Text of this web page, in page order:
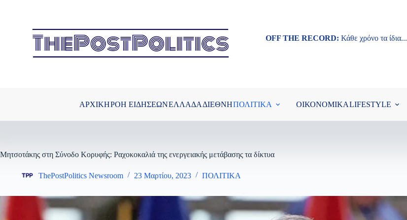
OFF THE RECORD: Κάθε χρόνο τα ίδια...
ΑΡΧΙΚΗΡΟΗ ΕΙΔΗΣΕΩΝΕΛΛΑΔΑ ΔΙΕΘΝΗΠΟΛΙΤΙΚΑ ΟΙΚΟΝΟΜΙΚΑLIFESTYLE
Μητσοτάκης στη Σύνοδο Κορυφής: Ραχοκοκαλιά της ενεργειακής μετάβασης τα δίκτυα
ThePostPolitics Newsroom 23 Μαρτίου, 2023 ΠΟΛΙΤΙΚΑ